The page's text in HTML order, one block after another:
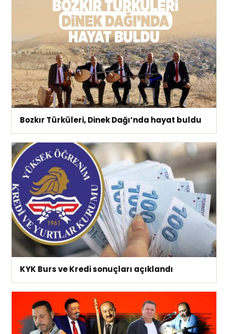
Bozkır Türküleri, Dinek Dağı’nda hayat buldu
KYK Burs ve Kredi sonuçları açıklandı